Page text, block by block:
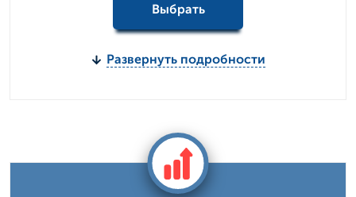
Выбрать
Развернуть подробности